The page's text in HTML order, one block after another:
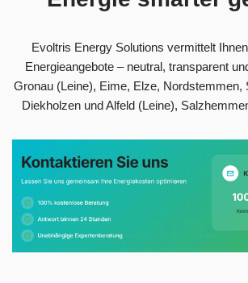
Evoltris Energy Solutions vermittelt
Energieangebote – neutral, transparent
Gronau (Leine), Eime, Elze, Nordstemmen,
Diekholzen und Alfeld (Leine),